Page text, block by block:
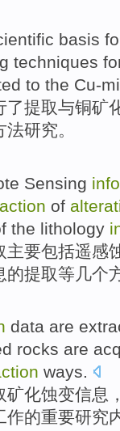
basis
techniques
to the Cu-
了提取与铜矿
法研究。
Sensing
of
the lithology
主要包括遥感
的提取等几个
data are
rocks are
ways.
矿化蚀变信息
作的重要研究